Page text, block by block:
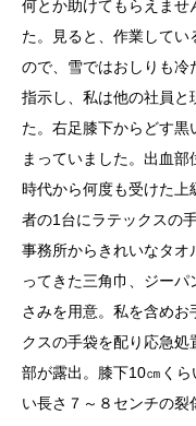
何とか助けてもらえませ
た。見ると、作業して
ので、雪ではおしりも冷
指示し、私は他の社員と
た。右足膝下からどす
まっていました。出血
時代から何度も受けた
者の1台にラテックスの
事務所からきれいなタオ
ってきた三角巾、ジー
さみを用意。私を含めお
クスの手袋を配り応急
部が露出。膝下10㎝く
い長さ７～８センチの裂